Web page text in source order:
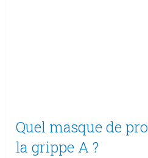
Quel masque de
la grippe A ?